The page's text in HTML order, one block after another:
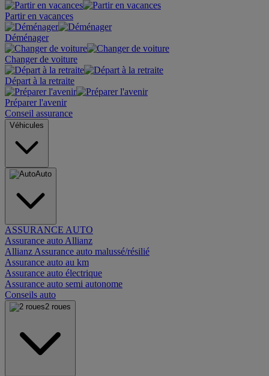
Partir en vacances
Déménager
Changer de voiture
Départ à la retraite
Préparer l'avenir
Conseil assurance
Véhicules
Auto
ASSURANCE AUTO
Assurance auto Allianz
Allianz Assurance auto malussé/résilié
Assurance auto au km
Assurance auto électrique
Assurance auto semi autonome
Conseils auto
2 roues